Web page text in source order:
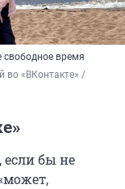
свободное время
во «ВКонтакте» /
бы не